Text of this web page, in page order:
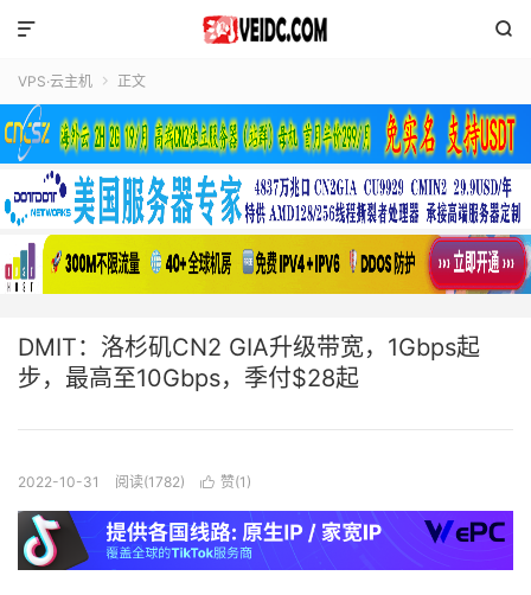


VPS·云主机  正文
DMIT：洛杉矶CN2 GIA升级带宽，1Gbps起
步，最高至10Gbps，季付$28起
2022-10-31 阅读(1782)  赞(1 )